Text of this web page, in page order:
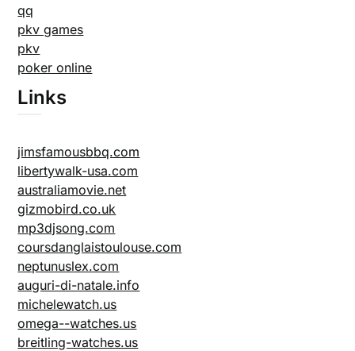
qq
pkv games
pkv
poker online
Links
jimsfamousbbq.com
libertywalk-usa.com
australiamovie.net
gizmobird.co.uk
mp3djsong.com
coursdanglaistoulouse.com
neptunuslex.com
auguri-di-natale.info
michelewatch.us
omega--watches.us
breitling-watches.us